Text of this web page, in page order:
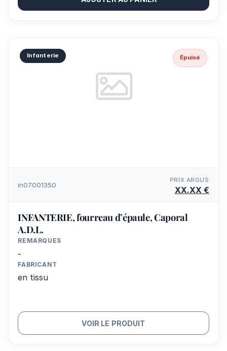
Infanterie Épuisé
in07001350
PRIX ARGUS
XX.XX €
INFANTERIE, fourreau d’épaule, Caporal
A.D.L.
REMARQUES
-
FABRICANT
en tissu
VOIR LE PRODUIT